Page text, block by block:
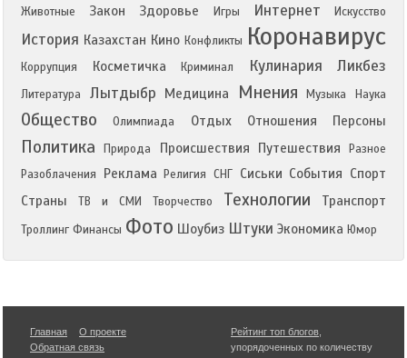
Животные
Закон Здоровье Игры Интернет Искусство
История Казахстан Кино Конфликты Коронавирус
Коррупция Косметичка Криминал Кулинария Ликбез
Литература Лытдыбр Медицина Мнения Музыка Наука
Общество Олимпиада Отдых Отношения Персоны
Политика Природа Происшествия Путешествия
Разное
Разоблачения
Реклама Религия СНГ Сиськи События Спорт
Страны
ТВ и СМИ Творчество Технологии Транспорт
Троллинг Финансы Фото Шоубиз Штуки Экономика Юмор
Главная
О проекте
Обратная связь
Рейтинг топ блогов
упорядоченных по количеству